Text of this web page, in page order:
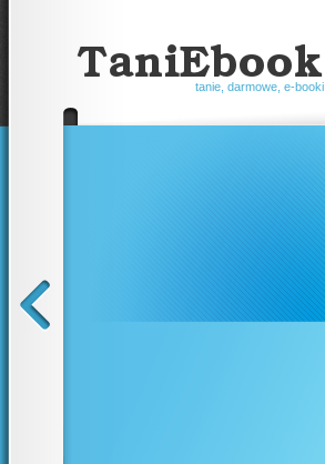
tanie, darmowe, e-booki